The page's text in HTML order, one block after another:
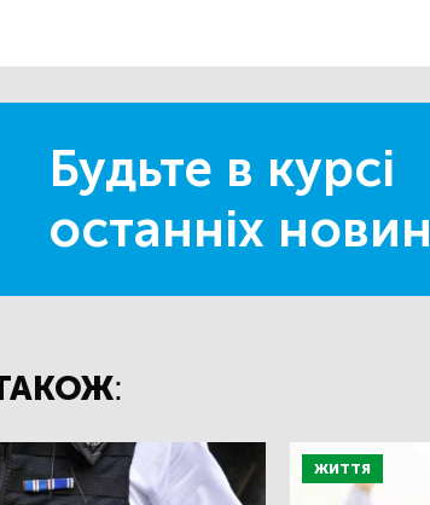
Будьте в курсі
останніх новин
ЖИТТЯ